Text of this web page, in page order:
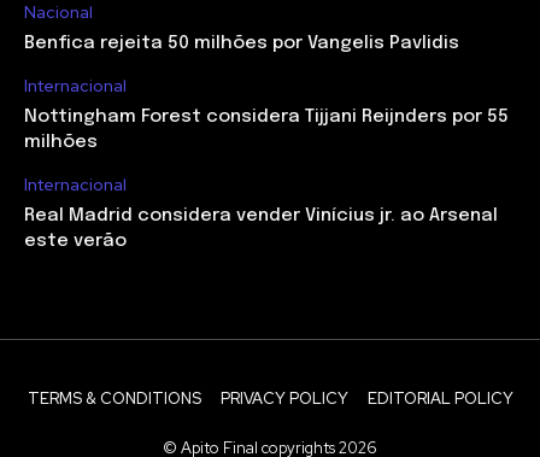
Nacional
Benfica rejeita 50 milhões por Vangelis Pavlidis
Internacional
Nottingham Forest considera Tijjani Reijnders por 55
milhões
Internacional
Real Madrid considera vender Vinícius jr. ao Arsenal
este verão
TERMS & CONDITIONS PRIVACY POLICY EDITORIAL POLICY
© Apito Final copyrights 2026